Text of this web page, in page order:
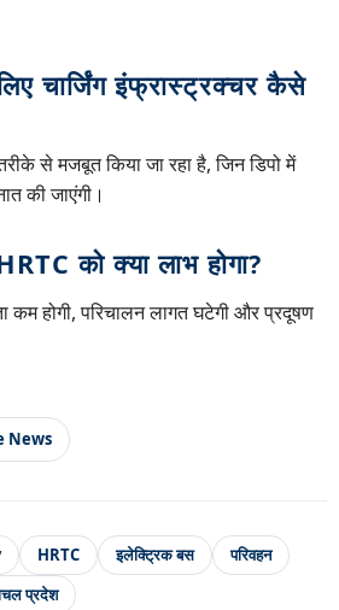
चार्जिंग इंफ्रास्ट्रक्चर कैसे
से मजबूत किया जा रहा है, जिन डिपो में
की जाएंगी।
को क्या लाभ होगा?
कम होगी, परिचालन लागत घटेगी और प्रदूषण
News
HRTC इलेक्ट्रिक बस
परिवहन
प्रदेश